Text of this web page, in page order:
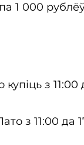
1 000
з 11:00
з 11:00